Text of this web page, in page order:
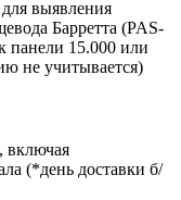
для выявления
Барретта (PAS-
панели 15.000 или
не учитывается)
включая
(*день доставки б/